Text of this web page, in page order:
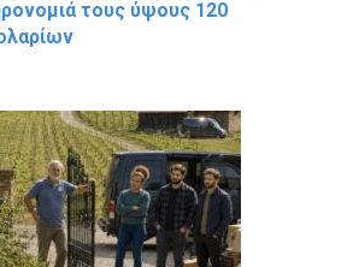
τους ύψους 120